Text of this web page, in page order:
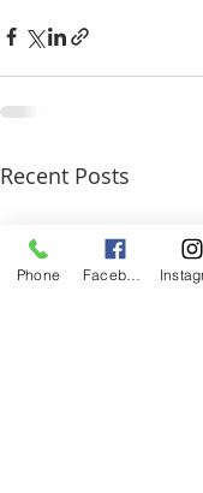
Recent Posts
Phone